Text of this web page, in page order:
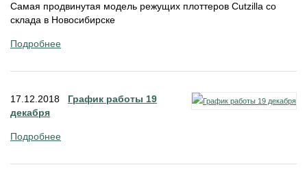
Самая продвинутая модель режущих плоттеров Cutzilla со
склада в Новосибирске
Подробнее
17.12.2018 График работы 19
декабря
Подробнее